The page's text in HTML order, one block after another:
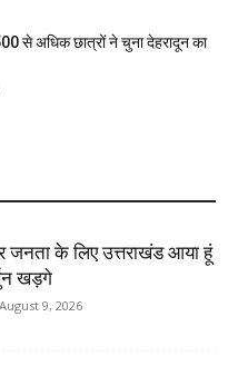
से अधिक छात्रों ने चुना देहरादून का
जनता के लिए उत्तराखंड आया हूं
खड़गे
August 9, 2026